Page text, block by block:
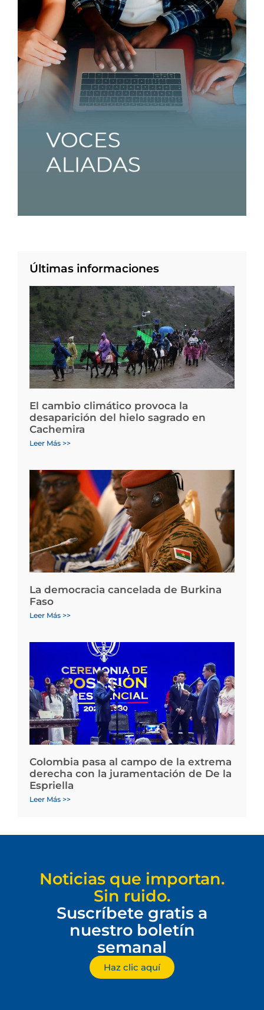
Últimas informaciones
El cambio climático provoca la
desaparición del hielo sagrado en
Cachemira
Leer Más >>
La democracia cancelada de Burkina
Faso
Leer Más >>
Colombia pasa al campo de la extrema
derecha con la juramentación de De la
Espriella
Leer Más >>
Noticias que importan.
Sin ruido.
Suscríbete gratis a
nuestro boletín
semanal
Haz clic aquí